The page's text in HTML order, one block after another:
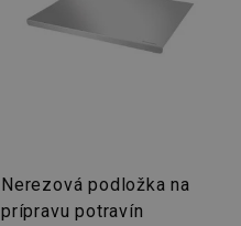
Nerezová podložka na
prípravu potravín